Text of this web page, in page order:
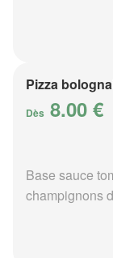
Pizza
Dès 8.00 €
Base sauce
champignons